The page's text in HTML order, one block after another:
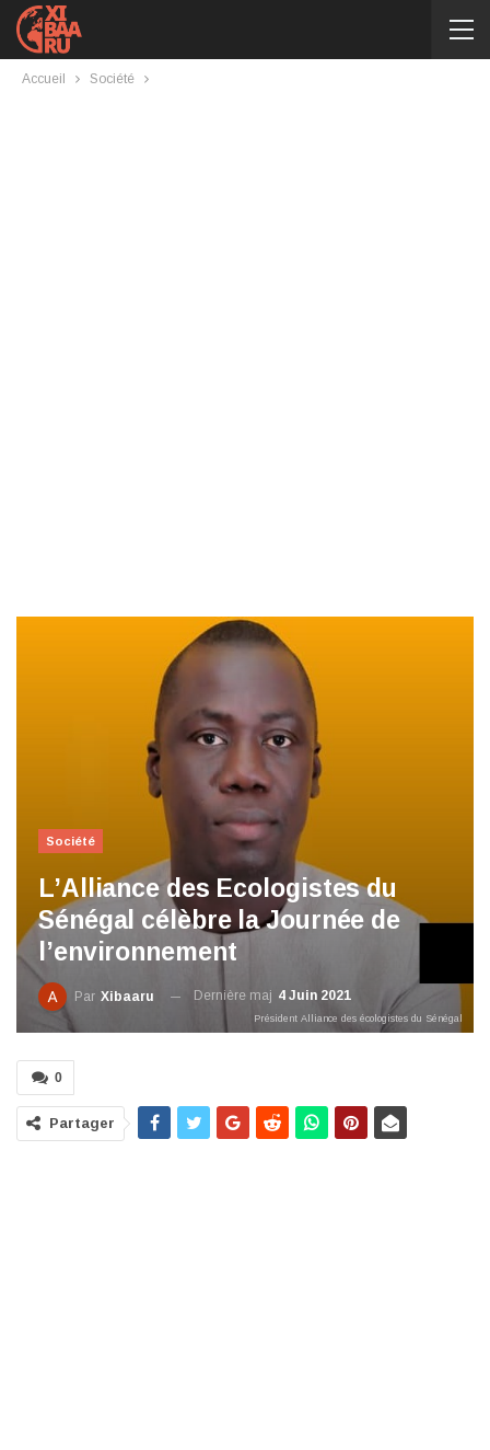
Accueil Société
Société
L’Alliance des Ecologistes du
Sénégal célèbre la Journée de
l’environnement
Par Xibaaru Dernière maj 4 Juin 2021
Président Alliance des écologistes du Sénégal
0
Partager